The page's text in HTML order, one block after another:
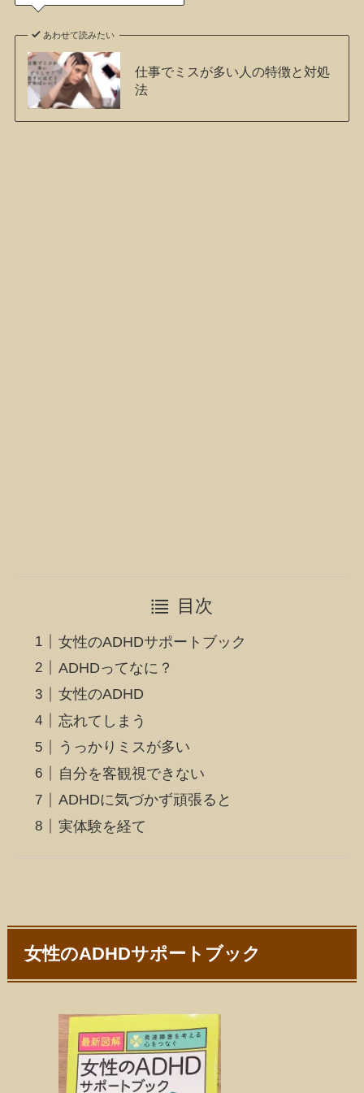
あわせて読みたい
仕事でミスが多い人の特徴と対処
法
目次
女性のADHDサポートブック
ADHDってなに？
女性のADHD
忘れてしまう
うっかりミスが多い
自分を客観視できない
ADHDに気づかず頑張ると
実体験を経て
女性のADHDサポートブック